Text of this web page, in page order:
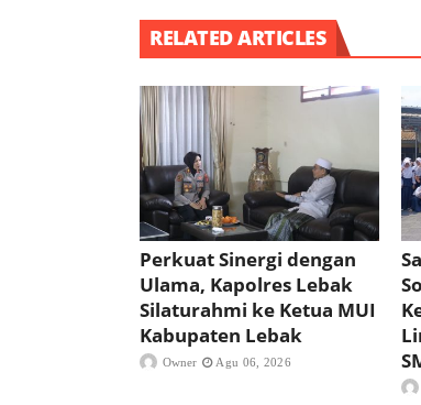
RELATED ARTICLES
Perkuat Sinergi dengan
Ulama, Kapolres Lebak
Silaturahmi ke Ketua MUI
Kabupaten Lebak
Owner Agu 06, 2026